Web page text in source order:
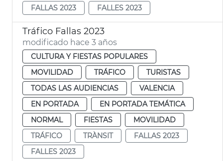
FALLAS 2023 FALLES 2023
Tráfico Fallas 2023
modificado hace 3 años
CULTURA Y FIESTAS POPULARES
MOVILIDAD
TRÁFICO
TURISTAS
TODAS LAS AUDIENCIAS
VALENCIA
EN PORTADA
EN PORTADA TEMÁTICA
NORMAL
FIESTAS
MOVILIDAD
TRÁFICO
TRÀNSIT
FALLAS 2023
FALLES 2023